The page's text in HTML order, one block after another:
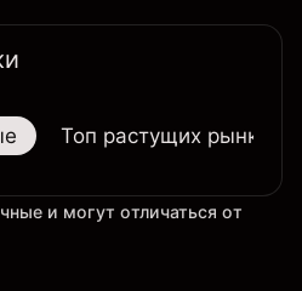
Топ растущих рынков
и могут отличаться от